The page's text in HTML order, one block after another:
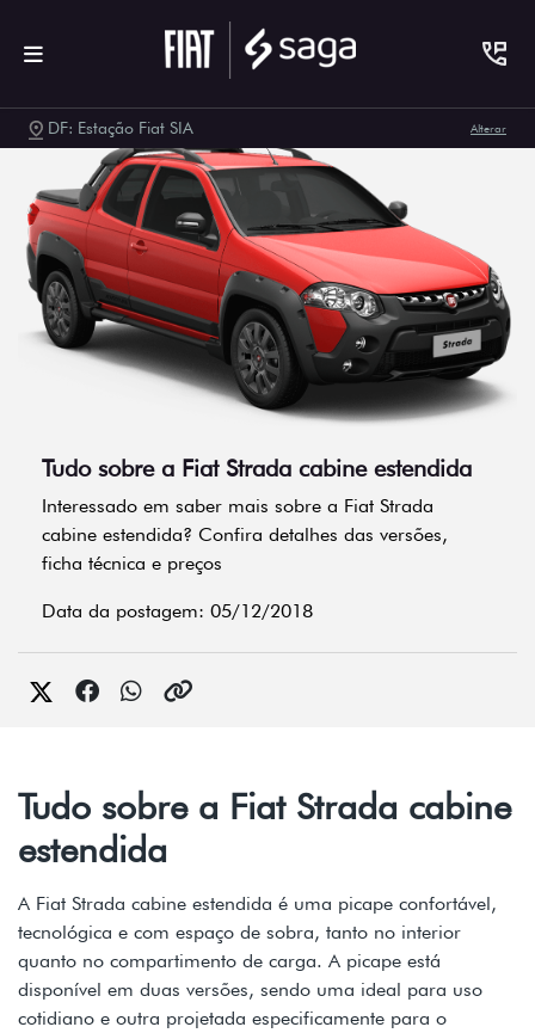
DF: Estação Fiat SIA Alterar
Tudo sobre a Fiat Strada cabine estendida
Interessado em saber mais sobre a Fiat Strada
cabine estendida? Confira detalhes das versões,
ficha técnica e preços
Data da postagem: 05/12/2018
Tudo sobre a Fiat Strada cabine
estendida
A Fiat Strada cabine estendida é uma picape confortável,
tecnológica e com espaço de sobra, tanto no interior
quanto no compartimento de carga. A picape está
disponível em duas versões, sendo uma ideal para uso
cotidiano e outra projetada especificamente para o